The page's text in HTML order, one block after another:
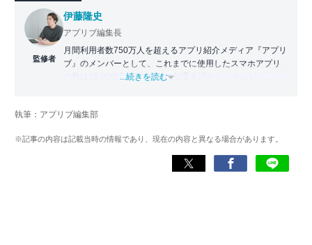
監修者
伊藤隆史
アプリブ編集長
月間利用者数750万人を超えるアプリ紹介メディア『アプリ
ブ』のメンバーとして、これまでに使用したスマホアプリ
の数は25,000以上。アプリの知見を活かし、テレビ・
化アプリの紹介）、TBS『サタプラ』（スマホライフが変
スマホアプリ）他
...続きを読む
執筆：アプリブ編集部
※記事の内容は記載当時の情報であり、現在の内容と異なる場合があります。